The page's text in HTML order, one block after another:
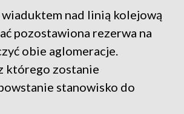
nad linią kolejową
pozostawiona rezerwa na
obie aglomeracje.
którego zostanie
stanowisko do